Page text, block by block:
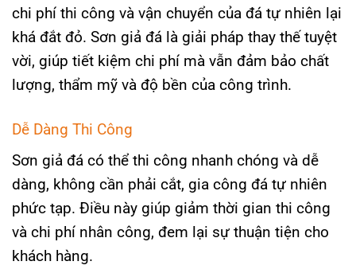
chi phí thi công và vận chuyển của đá tự nhiên lại
khá đắt đỏ. Sơn giả đá là giải pháp thay thế tuyệt
vời, giúp tiết kiệm chi phí mà vẫn đảm bảo chất
lượng, thẩm mỹ và độ bền của công trình.
Dễ Dàng Thi Công
Sơn giả đá có thể thi công nhanh chóng và dễ
dàng, không cần phải cắt, gia công đá tự nhiên
phức tạp. Điều này giúp giảm thời gian thi công
và chi phí nhân công, đem lại sự thuận tiện cho
khách hàng.